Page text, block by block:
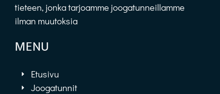
tieteen, jonka tarjoamme joogatunneillamme
ilman muutoksia
MENU
Etusivu
Joogatunnit